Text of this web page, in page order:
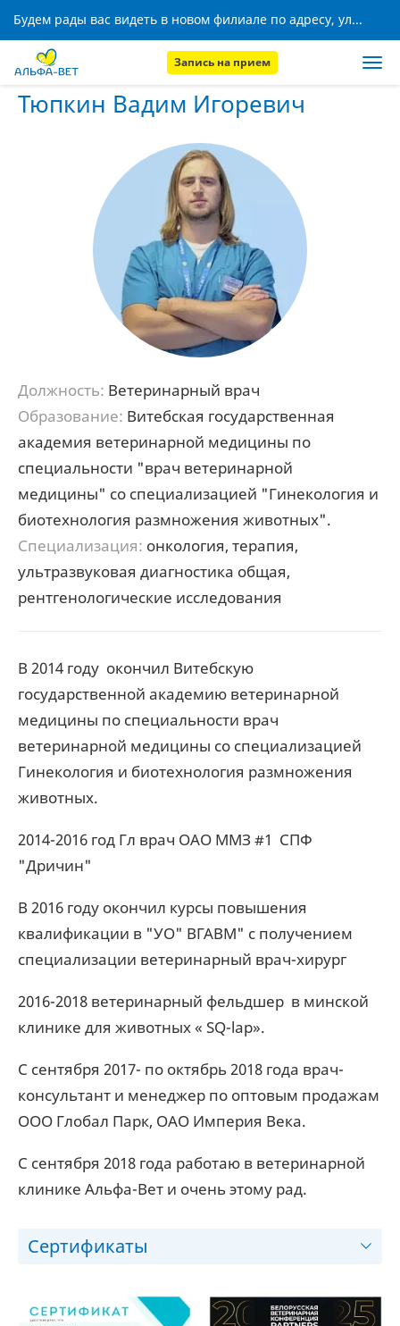
Будем рады вас видеть в новом филиале по адресу, ул. Кижеватова, 8!
Запись на прием
Главная Наши сотрудники Тюпкин Вадим Игоревич
Тюпкин Вадим Игоревич
Должность: Ветеринарный врач
Образование: Витебская государственная
академия ветеринарной медицины по
специальности "врач ветеринарной
медицины" со специализацией "Гинекология и
биотехнология размножения животных".
Специализация: онкология, терапия,
ультразвуковая диагностика общая,
рентгенологические исследования
В 2014 году окончил Витебскую
государственной академию ветеринарной
медицины по специальности врач
ветеринарной медицины со специализацией
Гинекология и биотехнология размножения
животных.
2014-2016 год Гл врач ОАО ММЗ #1 СПФ
"Дричин"
В 2016 году окончил курсы повышения
квалификации в "УО" ВГАВМ" с получением
специализации ветеринарный врач-хирург
2016-2018 ветеринарный фельдшер в минской
клинике для животных « SQ-lap».
С сентября 2017- по октябрь 2018 года врач-
консультант и менеджер по оптовым продажам
ООО Глобал Парк, ОАО Империя Века.
С сентября 2018 года работаю в ветеринарной
клинике Альфа-Вет и очень этому рад.
Сертификаты